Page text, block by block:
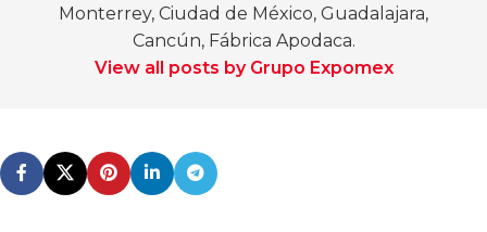
Monterrey, Ciudad de México, Guadalajara,
Cancún, Fábrica Apodaca.
View all posts by Grupo Expomex